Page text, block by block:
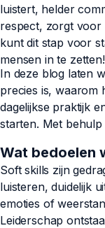
luistert, helder
respect, zorgt voor
kunt dit stap voor
mensen in te zetten!
In deze blog laten
precies is, waarom
dagelijkse praktijk
starten. Met behulp
Wat bedoelen
Soft skills zijn
luisteren, duidelijk
emoties of
Leiderschap